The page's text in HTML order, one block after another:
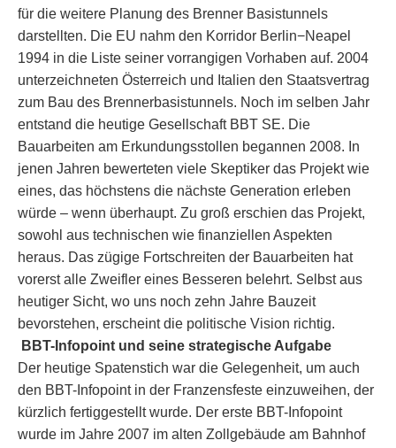
für die weitere Planung des Brenner Basistunnels
darstellten. Die EU nahm den Korridor Berlin−Neapel
1994 in die Liste seiner vorrangigen Vorhaben auf. 2004
unterzeichneten Österreich und Italien den Staatsvertrag
zum Bau des Brennerbasistunnels. Noch im selben Jahr
entstand die heutige Gesellschaft BBT SE. Die
Bauarbeiten am Erkundungsstollen begannen 2008. In
jenen Jahren bewerteten viele Skeptiker das Projekt wie
eines, das höchstens die nächste Generation erleben
würde – wenn überhaupt. Zu groß erschien das Projekt,
sowohl aus technischen wie finanziellen Aspekten
heraus. Das zügige Fortschreiten der Bauarbeiten hat
vorerst alle Zweifler eines Besseren belehrt. Selbst aus
heutiger Sicht, wo uns noch zehn Jahre Bauzeit
bevorstehen, erscheint die politische Vision richtig.
BBT-Infopoint und seine strategische Aufgabe
Der heutige Spatenstich war die Gelegenheit, um auch
den BBT-Infopoint in der Franzensfeste einzuweihen, der
kürzlich fertiggestellt wurde. Der erste BBT-Infopoint
wurde im Jahre 2007 im alten Zollgebäude am Bahnhof